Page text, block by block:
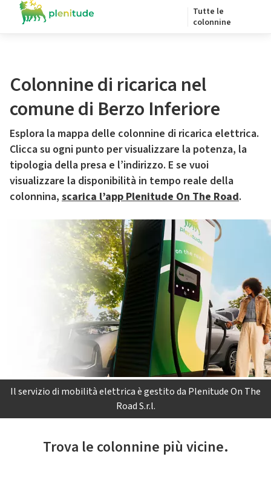
Tutte le
colonnine
Colonnine di ricarica nel
comune di Berzo Inferiore
Esplora la mappa delle colonnine di ricarica elettrica.
Clicca su ogni punto per visualizzare la potenza, la
tipologia della presa e l’indirizzo. E se vuoi
visualizzare la disponibilità in tempo reale della
colonnina, scarica l’app Plenitude On The Road.
Il servizio di mobilità elettrica è gestito da Plenitude On The
Road S.r.l.
Trova le colonnine più vicine.